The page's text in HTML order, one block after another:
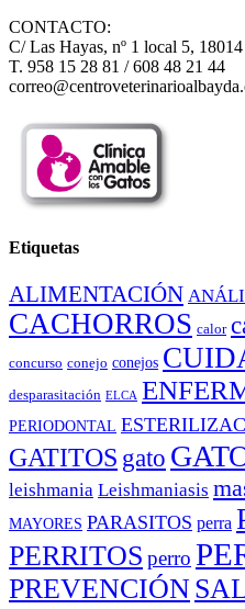
CONTACTO:
C/ Las Hayas, nº 1 local 5,
T. 958 15 28 81 / 608 48 21 44
Etiquetas
ALIMENTACIÓN
CACHORROS calor
concurso conejo conejos
desparasitación ELCA
PERIODONTAL
GATITOS gato
leishmania Leishmaniasis
MAYORES PARASITOS perra
PERRITOS perro
PREVENCIÓN